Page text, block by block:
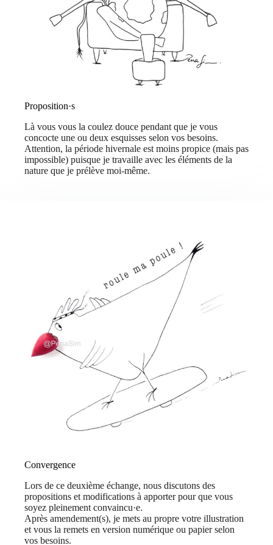
Proposition·s
Là vous vous la coulez douce pendant que je vous
concocte une ou deux esquisses selon vos besoins.
Attention, la période hivernale est moins propice (mais pas
impossible) puisque je travaille avec les éléments de la
nature que je prélève moi-même.
Convergence
Lors de ce deuxième échange, nous discutons des
propositions et modifications à apporter pour que vous
soyez pleinement convaincu·e.
Après amendement(s), je mets au propre votre illustration
et vous la remets en version numérique ou papier selon
vos besoins.